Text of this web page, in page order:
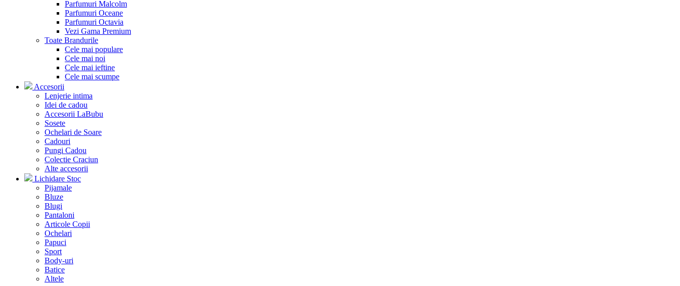
Parfumuri Malcolm
Parfumuri Oceane
Parfumuri Octavia
Vezi Gama Premium
Toate Brandurile
Cele mai populare
Cele mai noi
Cele mai ieftine
Cele mai scumpe
Accesorii
Lenjerie intima
Idei de cadou
Accesorii LaBubu
Sosete
Ochelari de Soare
Cadouri
Pungi Cadou
Colectie Craciun
Alte accesorii
Lichidare Stoc
Pijamale
Bluze
Blugi
Pantaloni
Articole Copii
Ochelari
Papuci
Sport
Body-uri
Batice
Altele